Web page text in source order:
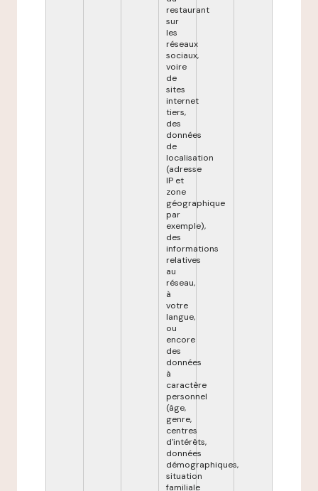
restaurant
sur
les
réseaux
sociaux,
voire
de
sites
internet
tiers,
des
données
de
localisation
(adresse
IP et
zone
géographique
par
exemple),
des
informations
relatives
au
réseau,
à
votre
langue,
ou
encore
des
données
à
caractère
personnel
(âge,
genre,
centres
d'intérêts,
données
démographiques,
situation
familiale